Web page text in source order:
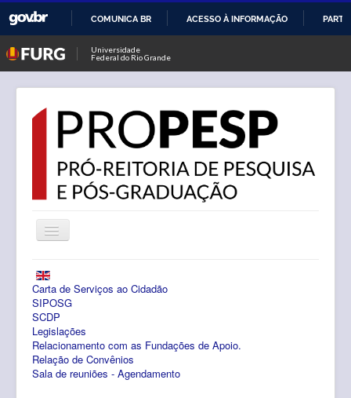
O
CONTEÚDO
COMUNICA BR ACESSO À INFORMAÇÃO
Universidade
Federal do Rio Grande
Alternar
Navegação
Notícias
PROPESP
Pesquisa
Pós-Graduação
Carta de Serviços ao Cidadão
SIPOSG
SCDP
Legislações
Relacionamento com as Fundações de Apoio.
Relação de Convênios
Sala de reuniões - Agendamento